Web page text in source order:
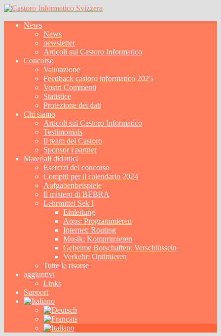
News
News
newsletter
Articoli sul Castoro Informatico
Concorso
Valutazione
Feedback castoro informatico 2025
Vostri Commenti
Statistice
Protezione dei dati
Chi siamo
Articoli sul Castoro Informatico
Testimonials
Il team del Castoro
Sponsor i partner
Materiali didattici
Esercizi del concorso
Compiti per il calendario 2024
Aufgabenbeispiele
Il mistero di BEBRA
Lehrmittel Sek I
Einleitung
Apps: Programmieren
Internet: Routing
Musik: Komprimieren
Geheime Botschaften: Verschlüsseln
Verkehr: Optimieren
Tutte le risorse
aggiuntivi
Links
Support